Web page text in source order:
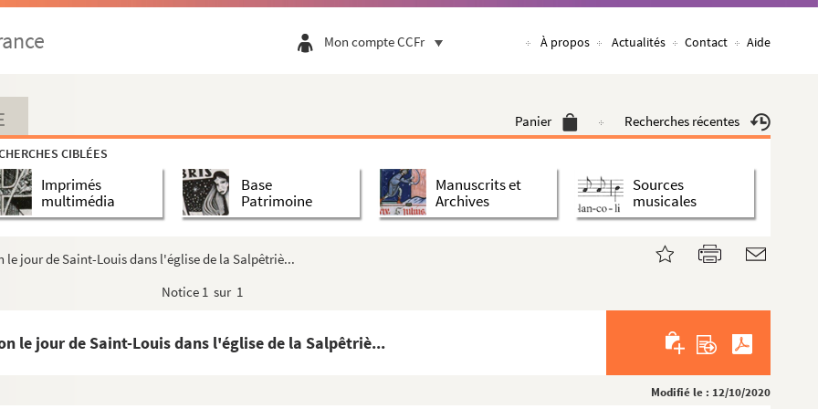
Mon compte CCFr À propos Actualités Contact Aide
Panier Recherches récentes
CIBLÉES
Imprimés
multimédia
Base
Patrimoine
Manuscrits et
Archives
Sources
musicales
le jour de Saint-Louis dans l'église de la Salpêtriè...
Notice 1 sur 1
le jour de Saint-Louis dans l'église de la Salpêtriè...
Modifié le : 12/10/2020
epitome
du Roy et messieurs les députés du...
autres pièces de vers sur Louis XIII, Mazarin, la...
Duguet, de l'Oratoire
la plus grande partie de ses lettres, qu'on...
de preuve à la perpétuité de la religion ...
sono perseguitati per la parola d'Iddio, he l...